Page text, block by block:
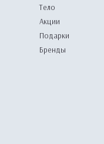
Тело
Акции
Подарки
Бренды